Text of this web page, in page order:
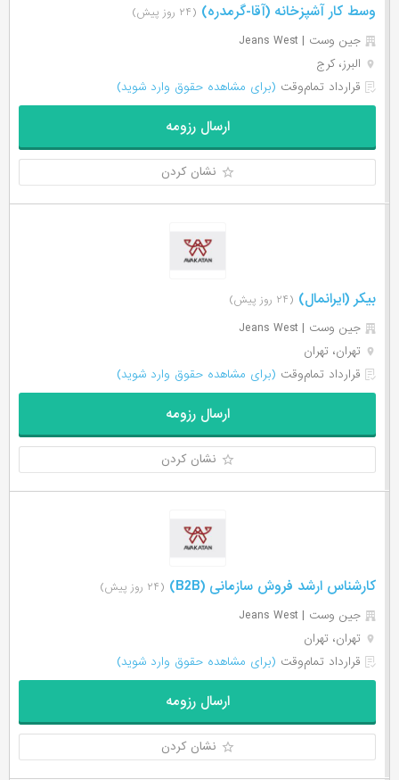
وسط کار آشپزخانه (آقا-گرمدره) (۲۴ روز پیش)
جین وست | Jeans West
البرز، کرج
قرارداد تمام‌وقت (برای مشاهده حقوق وارد شوید)
ارسال رزومه
نشان کردن
بیکر (ایرانمال) (۲۴ روز پیش)
جین وست | Jeans West
تهران، تهران
قرارداد تمام‌وقت (برای مشاهده حقوق وارد شوید)
ارسال رزومه
نشان کردن
کارشناس ارشد فروش سازمانی (B2B) (۲۴ روز پیش)
جین وست | Jeans West
تهران، تهران
قرارداد تمام‌وقت (برای مشاهده حقوق وارد شوید)
ارسال رزومه
نشان کردن